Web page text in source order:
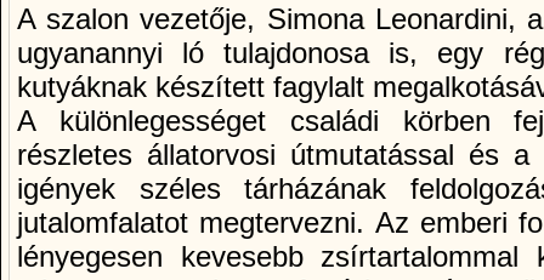
A szalon vezetője, Simona Leonardini,
ugyanannyi ló tulajdonosa is, egy
kutyáknak készített fagylalt
A különlegességet családi körben
részletes állatorvosi útmutatással és
igények széles tárházának
jutalomfalatot megtervezni. Az emberi
lényegesen kevesebb